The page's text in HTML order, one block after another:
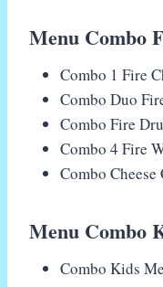
Menu Combo
Combo 1 Fire
Combo Duo
Combo Fire
Combo 4 Fire
Combo
Menu Combo
Combo Kids